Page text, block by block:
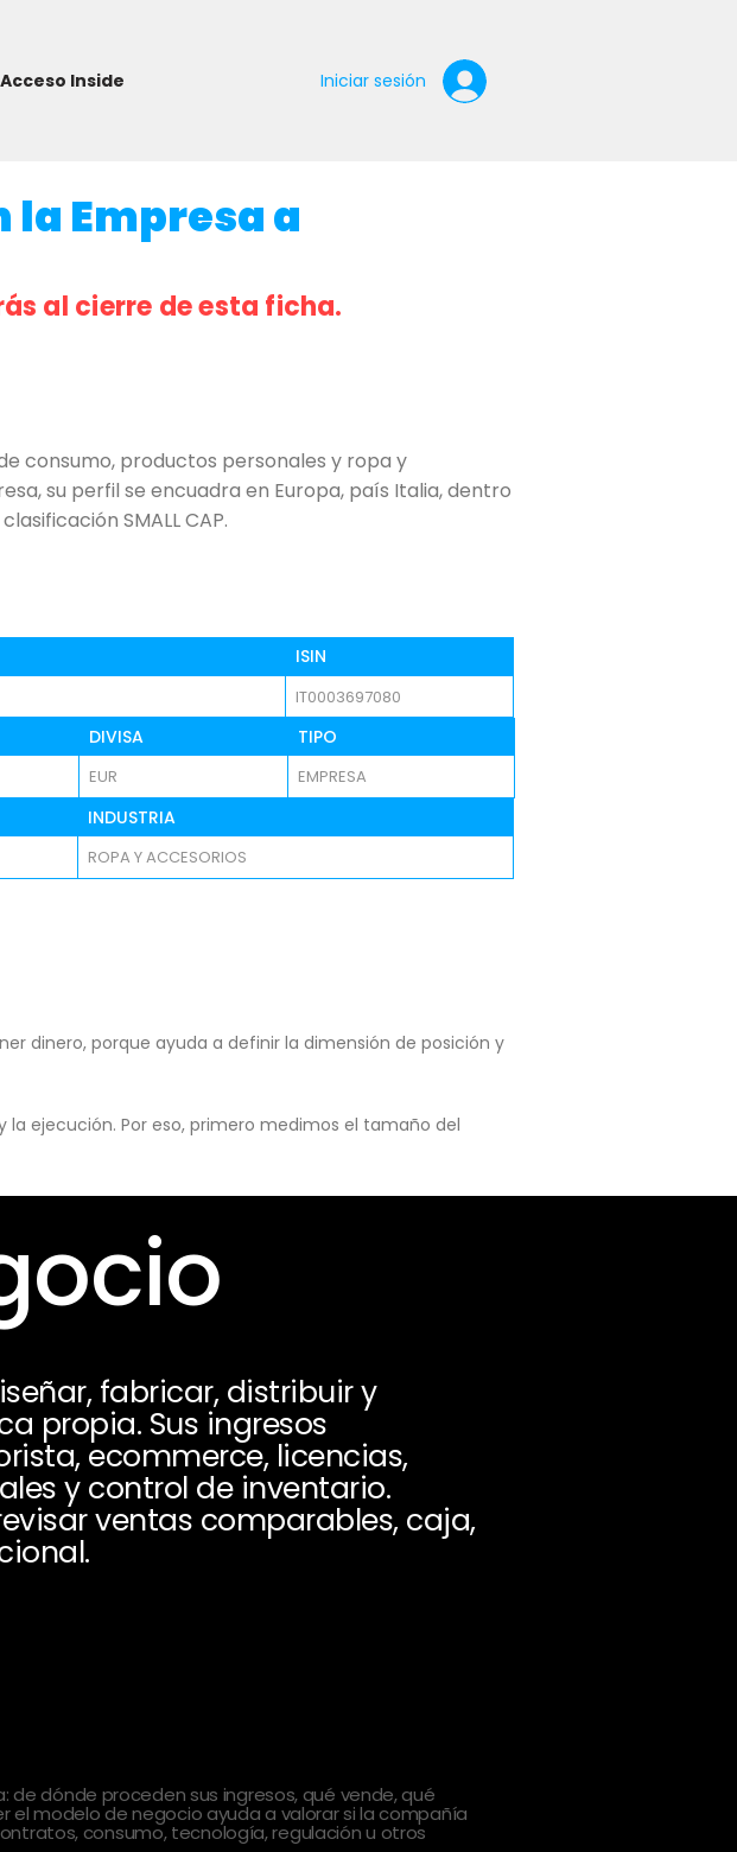
Acceso Inside Iniciar sesión
la Empresa a
al cierre de esta ficha.
consumo, productos personales y ropa y
su perfil se encuadra en Europa, país Italia, dentro
SMALL CAP.
ISIN
IT0003697080
DIVISA TIPO
EUR EMPRESA
INDUSTRIA
ROPA Y ACCESORIOS
dinero, porque ayuda a definir la dimensión de posición y
ejecución. Por eso, primero medimos el tamaño del
fabricar, distribuir y
propia. Sus ingresos
ecommerce, licencias,
y control de inventario.
ventas comparables, caja,
dónde proceden sus ingresos, qué vende, qué
el modelo de negocio ayuda a valorar si la compañía
consumo, tecnología, regulación u otros